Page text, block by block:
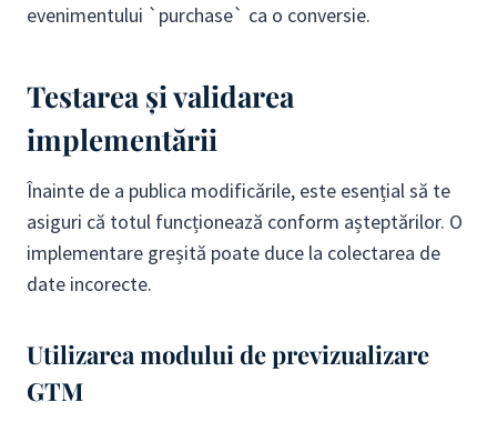
evenimentului `purchase` ca o conversie.
Testarea și validarea
implementării
Înainte de a publica modificările, este esențial să te
asiguri că totul funcționează conform așteptărilor. O
implementare greșită poate duce la colectarea de
date incorecte.
Utilizarea modului de previzualizare
GTM